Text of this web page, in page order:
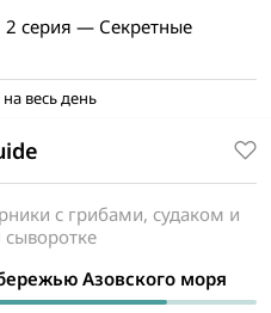
серия — Секретные
весь день
с грибами, судаком и
Азовского моря